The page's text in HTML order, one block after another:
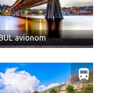
avionom